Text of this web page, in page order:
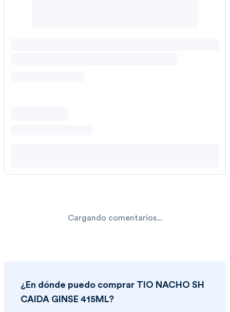
Cargando comentarios...
¿En dónde puedo comprar TIO NACHO SH
CAIDA GINSE 415ML?